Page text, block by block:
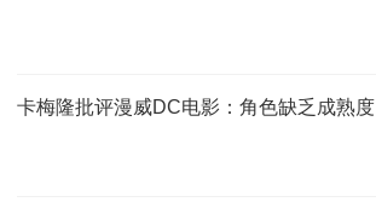
卡梅隆批评漫威DC电影：角色缺乏成熟度